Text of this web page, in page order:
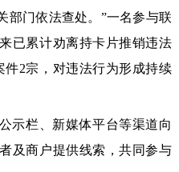
部门依法查处。”一名参与联
已累计劝离持卡片推销违法
件2宗，对违法行为形成持续
示栏、新媒体平台等渠道向
及商户提供线索，共同参与